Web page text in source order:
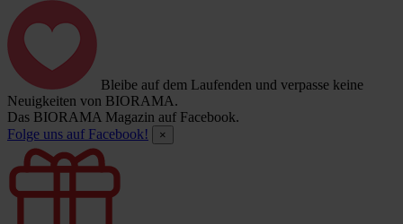
Bleibe auf dem Laufenden und verpasse keine
Neuigkeiten von BIORAMA.
Das BIORAMA Magazin auf Facebook.
Folge uns auf Facebook!
×